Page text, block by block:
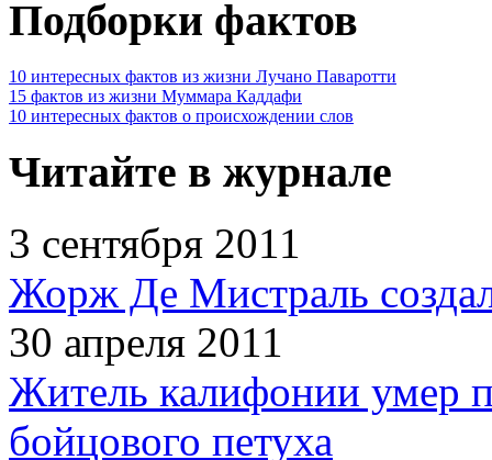
Подборки фактов
10 интересных фактов из жизни Лучано Паваротти
15 фактов из жизни Муммара Каддафи
10 интересных фактов о происхождении слов
Читайте в журнале
3 сентября 2011
Жорж Де Мистраль
30 апреля 2011
Житель калифонии умер
бойцового петуха